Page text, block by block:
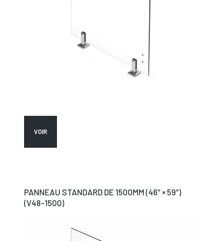
VOIR
PANNEAU STANDARD DE 1500MM (46″ × 59″)
(V48-1500)